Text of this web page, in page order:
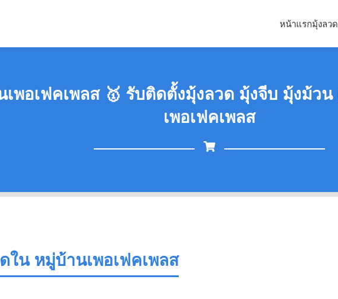
หน้าแรกมุ้งลว
พอเฟคเพลส 🥇 รับติดตั้งมุ้งลวด มุ้งจีบ มุ้งม้ว
เพอเฟคเพลส
ใน หมู่บ้านเพอเฟคเพลส